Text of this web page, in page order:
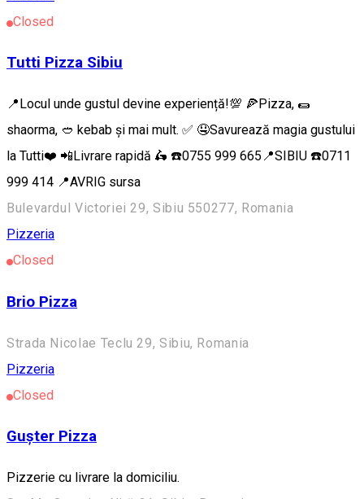
Closed
Tutti Pizza Sibiu
📍Locul unde gustul devine experiență!💯 🍕Pizza, 🌯
shaorma, 🥙 kebab și mai mult. ✅ 🤤Savurează magia gustului
la Tutti❤️ 📲Livrare rapidă 🛵 ☎️0755 999 665📍SIBIU ☎️0711
999 414 📍AVRIG sursa
Bulevardul Victoriei 29, Sibiu 550277, Romania
Pizzeria
Closed
Brio Pizza
Strada Nicolae Teclu 29, Sibiu, Romania
Pizzeria
Closed
Gușter Pizza
Pizzerie cu livrare la domiciliu.